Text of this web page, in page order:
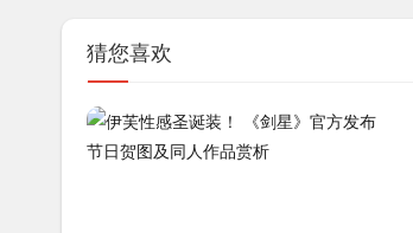
猜您喜欢